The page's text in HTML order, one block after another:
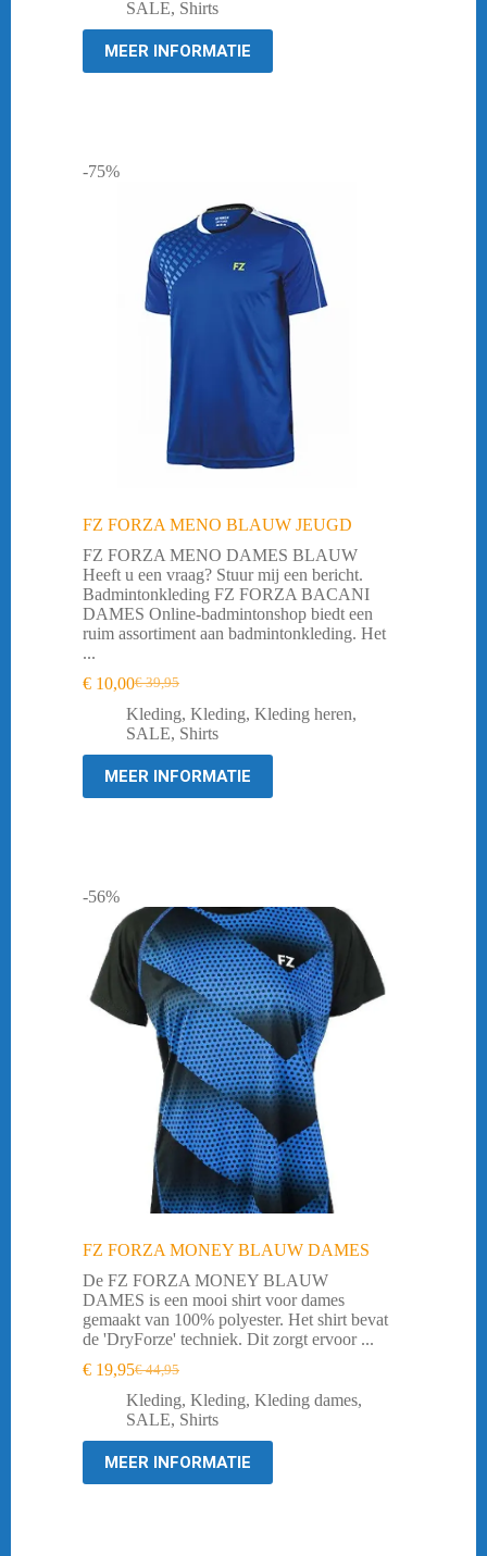
was:
is:
SALE, Shirts
MEER INFORMATIE
-75%
FZ FORZA MENO BLAUW JEUGD
FZ FORZA MENO DAMES BLAUW
Heeft u een vraag? Stuur mij een bericht.
Badmintonkleding FZ FORZA BACANI
DAMES Online-badmintonshop biedt een
ruim assortiment aan badmintonkleding. Het
...
€39,95
Oorspronkelijke
prijs
was:
€ 39,95.
€ 10,00Huidige
prijs
is:
€ 10,00.
Kleding, Kleding, Kleding heren,
SALE, Shirts
MEER INFORMATIE
-56%
FZ FORZA MONEY BLAUW DAMES
De FZ FORZA MONEY BLAUW
DAMES is een mooi shirt voor dames
gemaakt van 100% polyester. Het shirt bevat
de 'DryForze' techniek. Dit zorgt ervoor ...
€44,95
Oorspronkelijke
prijs
was:
€ 44,95.
€ 19,95Huidige
prijs
is:
€ 19,95.
Kleding, Kleding, Kleding dames,
SALE, Shirts
MEER INFORMATIE